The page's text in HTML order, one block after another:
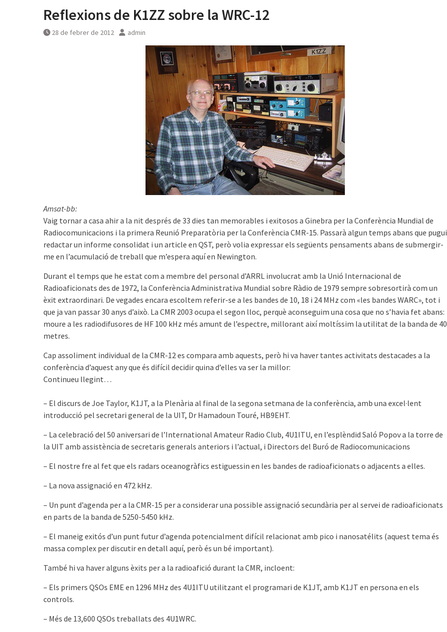
Reflexions de K1ZZ sobre la WRC-12
28 de febrer de 2012 admin
Amsat-bb:
Vaig tornar a casa ahir a la nit després de 33 dies tan memorables i exitosos a Ginebra per la Conferència Mundial de
Radiocomunicacions i la primera Reunió Preparatòria per la Conferència CMR-15. Passarà algun temps abans que pugui
redactar un informe consolidat i un article en QST, però volia expressar els següents pensaments abans de submergir-
me en l’acumulació de treball que m’espera aquí en Newington.
Durant el temps que he estat com a membre del personal d’ARRL involucrat amb la Unió Internacional de
Radioaficionats des de 1972, la Conferència Administrativa Mundial sobre Ràdio de 1979 sempre sobresortirà com un
èxit extraordinari. De vegades encara escoltem referir-se a les bandes de 10, 18 i 24 MHz com «les bandes WARC», tot i
que ja van passar 30 anys d’això. La CMR 2003 ocupa el segon lloc, perquè aconseguim una cosa que no s’havia fet abans:
moure a les radiodifusores de HF 100 kHz més amunt de l’espectre, millorant així moltíssim la utilitat de la banda de 40
metres.
Cap assoliment individual de la CMR-12 es compara amb aquests, però hi va haver tantes activitats destacades a la
conferència d’aquest any que és difícil decidir quina d’elles va ser la millor:
Continueu llegint…
– El discurs de Joe Taylor, K1JT, a la Plenària al final de la segona setmana de la conferència, amb una excel·lent
introducció pel secretari general de la UIT, Dr Hamadoun Touré, HB9EHT.
– La celebració del 50 aniversari de l’International Amateur Radio Club, 4U1ITU, en l’esplèndid Saló Popov a la torre de
la UIT amb assistència de secretaris generals anteriors i l’actual, i Directors del Buró de Radiocomunicacions
– El nostre fre al fet que els radars oceanogràfics estiguessin en les bandes de radioaficionats o adjacents a elles.
– La nova assignació en 472 kHz.
– Un punt d’agenda per a la CMR-15 per a considerar una possible assignació secundària per al servei de radioaficionats
en parts de la banda de 5250-5450 kHz.
– El maneig exitós d’un punt futur d’agenda potencialment difícil relacionat amb pico i nanosatélits (aquest tema és
massa complex per discutir en detall aquí, però és un bé important).
També hi va haver alguns èxits per a la radioafició durant la CMR, incloent:
– Els primers QSOs EME en 1296 MHz des 4U1ITU utilitzant el programari de K1JT, amb K1JT en persona en els
controls.
– Més de 13,600 QSOs treballats des 4U1WRC.